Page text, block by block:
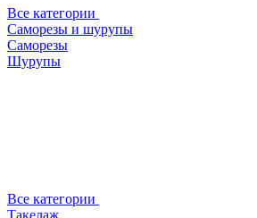
Все категории
Саморезы и шурупы
Саморезы
Шурупы
Все категории
Такелаж